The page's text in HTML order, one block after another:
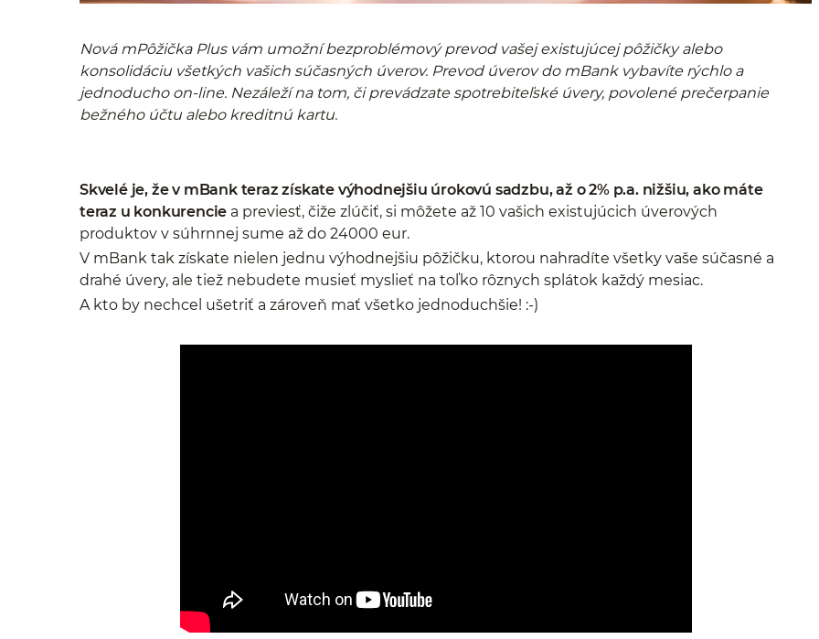
Nová mPôžička Plus vám umožní bezproblémový prevod vašej existujúcej pôžičky alebo
konsolidáciu všetkých vašich súčasných úverov. Prevod úverov do mBank vybavíte rýchlo a
jednoducho on-line. Nezáleží na tom, či prevádzate spotrebiteľské úvery, povolené prečerpanie
bežného účtu alebo kreditnú kartu.
Skvelé je, že v mBank teraz získate výhodnejšiu úrokovú sadzbu, až o 2% p.a. nižšiu, ako máte
teraz u konkurencie a previesť, čiže zlúčiť, si môžete až 10 vašich existujúcich úverových
produktov v súhrnnej sume až do 24000 eur.
V mBank tak získate nielen jednu výhodnejšiu pôžičku, ktorou nahradíte všetky vaše súčasné a
drahé úvery, ale tiež nebudete musieť myslieť na toľko rôznych splátok každý mesiac.
A kto by nechcel ušetriť a zároveň mať všetko jednoduchšie! :-)